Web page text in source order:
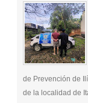
de Prevención de
de la localidad de